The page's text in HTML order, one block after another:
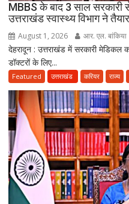
MBBS के बाद 3 साल सरकारी
उत्तराखंड स्वास्थ्य विभाग ने
August 1, 2026 आर. एल. बांकिया
देहरादून : उत्तराखंड में सरकारी मेडिकल
डॉक्टरों के लिए...
Featured उत्तराखंड करियर राज्य